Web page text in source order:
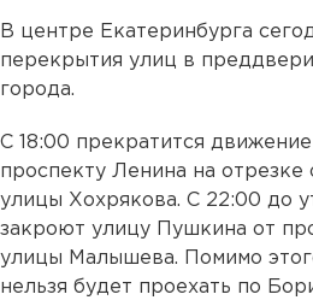
В центре Екатеринбурга
перекрытия улиц в
города.
С 18:00 прекратится
проспекту Ленина на
улицы Хохрякова. С 22:00 до
закроют улицу Пушкина от
улицы Малышева. Помимо
нельзя будет проехать по